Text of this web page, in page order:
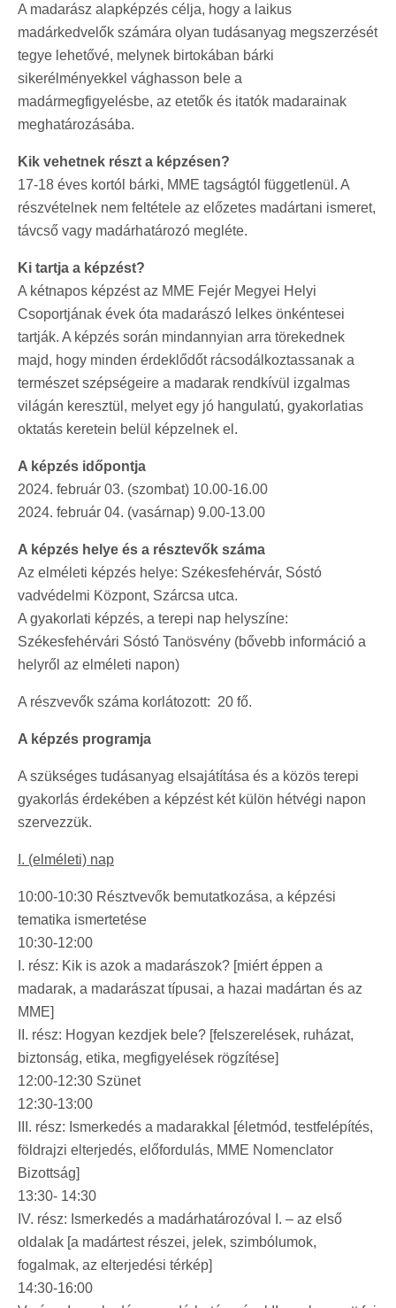
A madarász alapképzés célja, hogy a laikus
madárkedvelők számára olyan tudásanyag megszerzését
tegye lehetővé, melynek birtokában bárki
sikerélményekkel vághasson bele a
madármegfigyelésbe, az etetők és itatók madarainak
meghatározásába.
Kik vehetnek részt a képzésen?
17-18 éves kortól bárki, MME tagságtól függetlenül. A
részvételnek nem feltétele az előzetes madártani ismeret,
távcső vagy madárhatározó megléte.
Ki tartja a képzést?
A kétnapos képzést az MME Fejér Megyei Helyi
Csoportjának évek óta madarászó lelkes önkéntesei
tartják. A képzés során mindannyian arra törekednek
majd, hogy minden érdeklődőt rácsodálkoztassanak a
természet szépségeire a madarak rendkívül izgalmas
világán keresztül, melyet egy jó hangulatú, gyakorlatias
oktatás keretein belül képzelnek el.
A képzés időpontja
2024. február 03. (szombat) 10.00-16.00
2024. február 04. (vasárnap) 9.00-13.00
A képzés helye és a résztevők száma
Az elméleti képzés helye: Székesfehérvár, Sóstó
vadvédelmi Központ, Szárcsa utca.
A gyakorlati képzés, a terepi nap helyszíne:
Székesfehérvári Sóstó Tanösvény (bővebb információ a
helyről az elméleti napon)
A részvevők száma korlátozott: 20 fő.
A képzés programja
A szükséges tudásanyag elsajátítása és a közös terepi
gyakorlás érdekében a képzést két külön hétvégi napon
szervezzük.
I. (elméleti) nap
10:00-10:30 Résztvevők bemutatkozása, a képzési
tematika ismertetése
10:30-12:00
I. rész: Kik is azok a madarászok? [miért éppen a
madarak, a madarászat típusai, a hazai madártan és az
MME]
II. rész: Hogyan kezdjek bele? [felszerelések, ruházat,
biztonság, etika, megfigyelések rögzítése]
12:00-12:30 Szünet
12:30-13:00
III. rész: Ismerkedés a madarakkal [életmód, testfelépítés,
földrajzi elterjedés, előfordulás, MME Nomenclator
Bizottság]
13:30- 14:30
IV. rész: Ismerkedés a madárhatározóval I. – az első
oldalak [a madártest részei, jelek, szimbólumok,
fogalmak, az elterjedési térkép]
14:30-16:00